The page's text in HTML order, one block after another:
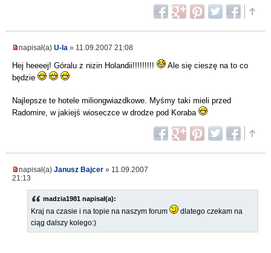
napisał(a) U-la » 11.09.2007 21:08
Hej heeeej! Góralu z nizin Holandii!!!!!!!!!
Ale się cieszę na to co
będzie
Najlepsze te hotele miliongwiazdkowe. Myśmy taki mieli przed
Radomire, w jakiejś wioseczce w drodze pod Koraba
napisał(a) Janusz Bajcer » 11.09.2007
21:13
madzia1981 napisał(a):
Kraj na czasie i na topie na naszym forum
dlatego czekam na
ciąg dalszy kolego:)